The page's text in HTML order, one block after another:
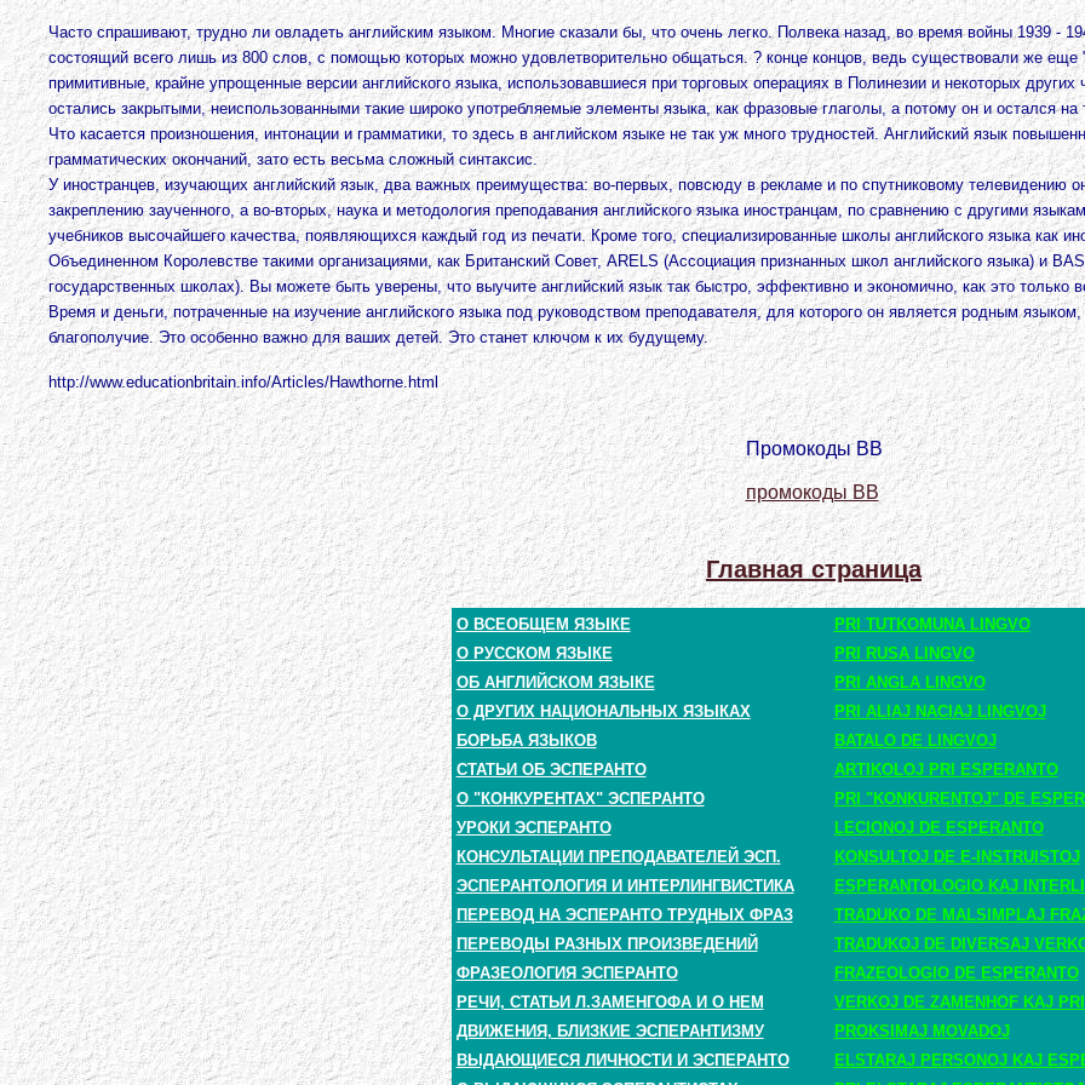
Часто спрашивают, трудно ли овладеть английским языком. Многие сказали бы, что очень легко. Полвека назад, во время войны 1939 -
состоящий всего лишь из 800 слов, с помощью которых можно удовлетворительно общаться. ? конце концов, ведь существовали же еще
примитивные, крайне упрощенные версии английского языка, использовавшиеся при торговых операциях в Полинезии и некоторых
остались закрытыми, неиспользованными такие широко употребляемые элементы языка, как фразовые глаголы, а потому он и остался
Что касается произношения, интонации и грамматики, то здесь в английском языке не так уж много трудностей. Английский язык
грамматических окончаний, зато есть весьма сложный синтаксис.
У иностранцев, изучающих английский язык, два важных преимущества: во-первых, повсюду в рекламе и по спутниковому телевидению
закреплению заученного, а во-вторых, наука и методология преподавания английского языка иностранцам, по сравнению с другими
учебников высочайшего качества, появляющихся каждый год из печати. Кроме того, специализированные школы английского языка как
Объединенном Королевстве такими организациями, как Британский Совет, ARELS (Ассоциация признанных школ английского языка) и
государственных школах). Вы можете быть уверены, что выучите английский язык так быстро, эффективно и экономично, как это только
Время и деньги, потраченные на изучение английского языка под руководством преподавателя, для которого он является родным
благополучие. Это особенно важно для ваших детей. Это станет ключом к их будущему.
http://www.educationbritain.info/Articles/Hawthorne.html
Промокоды BB
промокоды BB
Главная страница
О ВСЕОБЩЕМ ЯЗЫКЕ
PRI TUTKOMUNA LINGVO
О РУССКОМ ЯЗЫКЕ
PRI RUSA LINGVO
ОБ АНГЛИЙСКОМ ЯЗЫКЕ
PRI ANGLA LINGVO
О ДРУГИХ НАЦИОНАЛЬНЫХ ЯЗЫКАХ
PRI ALIAJ NACIAJ LINGVOJ
БОРЬБА ЯЗЫКОВ
BATALO DE LINGVOJ
СТАТЬИ ОБ ЭСПЕРАНТО
ARTIKOLOJ PRI ESPERANTO
О "КОНКУРЕНТАХ" ЭСПЕРАНТО
PRI "KONKURENTOJ" DE
УРОКИ ЭСПЕРАНТО
LECIONOJ DE ESPERANTO
КОНСУЛЬТАЦИИ ПРЕПОДАВАТЕЛЕЙ ЭСП.
KONSULTOJ DE E-INSTRUISTOJ
ЭСПЕРАНТОЛОГИЯ И ИНТЕРЛИНГВИСТИКА
ESPERANTOLOGIO KAJ
ПЕРЕВОД НА ЭСПЕРАНТО ТРУДНЫХ ФРАЗ
TRADUKO DE MALSIMPLAJ
ПЕРЕВОДЫ РАЗНЫХ ПРОИЗВЕДЕНИЙ
TRADUKOJ DE DIVERSAJ
ФРАЗЕОЛОГИЯ ЭСПЕРАНТО
FRAZEOLOGIO DE ESPERANTO
РЕЧИ, СТАТЬИ Л.ЗАМЕНГОФА И О НЕМ
VERKOJ DE ZAMENHOF KAJ
ДВИЖЕНИЯ, БЛИЗКИЕ ЭСПЕРАНТИЗМУ
PROKSIMAJ MOVADOJ
ВЫДАЮЩИЕСЯ ЛИЧНОСТИ И ЭСПЕРАНТО
ELSTARAJ PERSONOJ KAJ